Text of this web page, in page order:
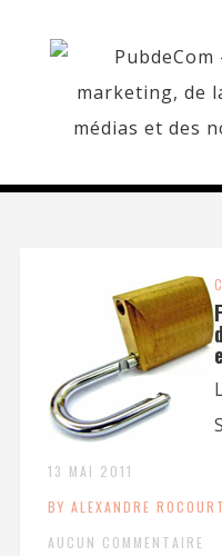
13 MAI 2011
BY ALEXANDRE ROCOURT
AUCUN COMMENTAIRE